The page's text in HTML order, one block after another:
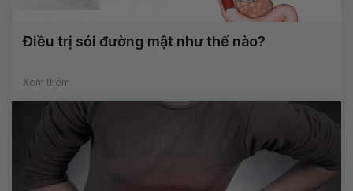
Điều trị sỏi đường mật như thế nào?
Xem thêm